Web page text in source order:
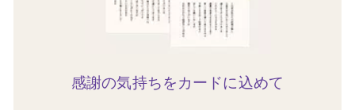
感謝の気持ちをカードに込めて